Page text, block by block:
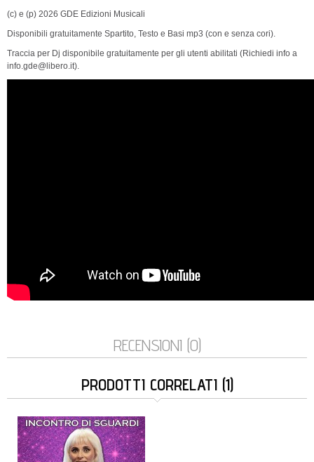
(c) e (p) 2026 GDE Edizioni Musicali
Disponibili gratuitamente Spartito, Testo e Basi mp3 (con e senza cori).
Traccia per Dj disponibile gratuitamente per gli utenti abilitati (Richiedi info a
info.gde@libero.it).
RECENSIONI (0)
PRODOTTI CORRELATI (1)